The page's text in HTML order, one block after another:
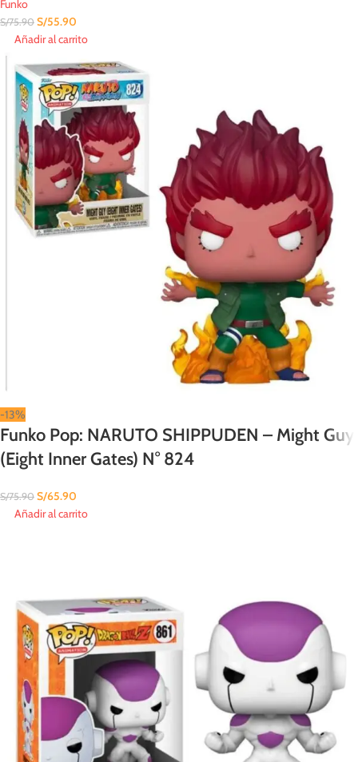
Funko
S/75.90 S/55.90
Añadir al carrito
-13%
Funko Pop: NARUTO SHIPPUDEN – Might Guy
(Eight Inner Gates) N° 824
S/75.90 S/65.90
Añadir al carrito